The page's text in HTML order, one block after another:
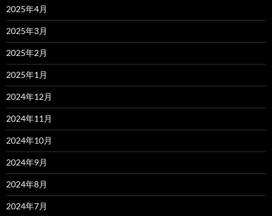
2025年4月
2025年3月
2025年2月
2025年1月
2024年12月
2024年11月
2024年10月
2024年9月
2024年8月
2024年7月